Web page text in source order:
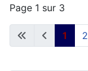
Page 1 sur 3
1 2